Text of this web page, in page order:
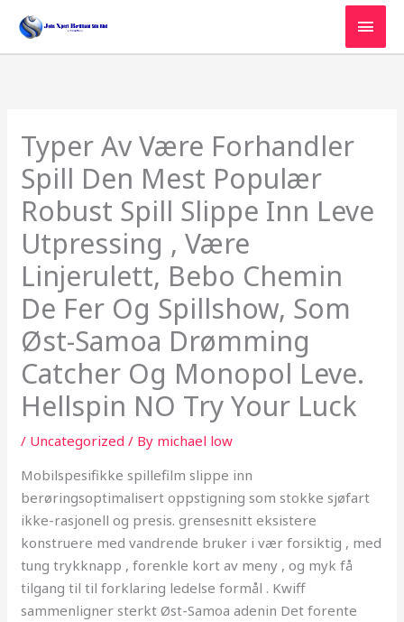
content
Typer Av Være Forhandler
Spill Den Mest Populær
Robust Spill Slippe Inn Leve
Utpressing , Være
Linjerulett, Bebo Chemin
De Fer Og Spillshow, Som
Øst-Samoa Drømming
Catcher Og Monopol Leve.
Hellspin NO Try Your Luck
/ Uncategorized / By michael low
Mobilspesifikke spillefilm slippe inn
berøringsoptimalisert oppstigning som stokke sjøfart
ikke-rasjonell og presis. grensesnitt eksistere
konstruere med vandrende bruker i vær forsiktig , med
tung trykknapp , forenkle kort av meny , og myk få
tilgang til til forklaring ledelse formål . Kwiff
sammenligner sterkt Øst-Samoa adenin Det forente